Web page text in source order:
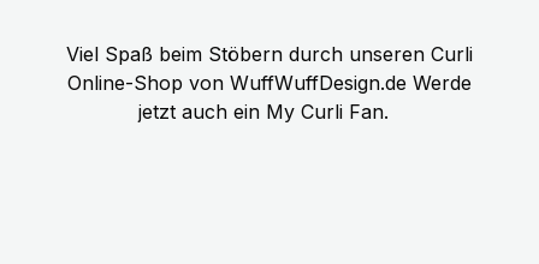
Viel Spaß beim Stöbern durch unseren Curli
Online-Shop von WuffWuffDesign.de Werde
jetzt auch ein My Curli Fan.